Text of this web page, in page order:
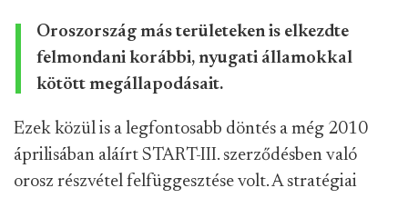
Oroszország más területeken is elkezdte
felmondani korábbi, nyugati államokkal
kötött megállapodásait.
Ezek közül is a legfontosabb döntés a még 2010
áprilisában aláírt START-III. szerződésben való
orosz részvétel felfüggesztése volt. A stratégiai